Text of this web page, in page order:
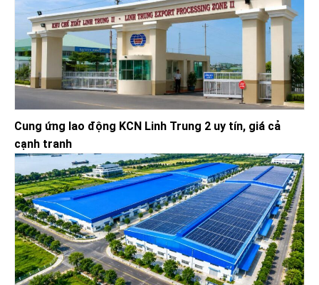
Cung ứng lao động KCN Linh Trung 2 uy tín, giá cả
cạnh tranh